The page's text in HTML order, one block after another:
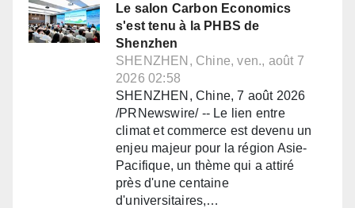
Le salon Carbon Economics
s'est tenu à la PHBS de
Shenzhen
SHENZHEN, Chine, ven., août 7
2026 02:58
SHENZHEN, Chine, 7 août 2026
/PRNewswire/ -- Le lien entre
climat et commerce est devenu un
enjeu majeur pour la région Asie-
Pacifique, un thème qui a attiré
près d'une centaine
d'universitaires,…